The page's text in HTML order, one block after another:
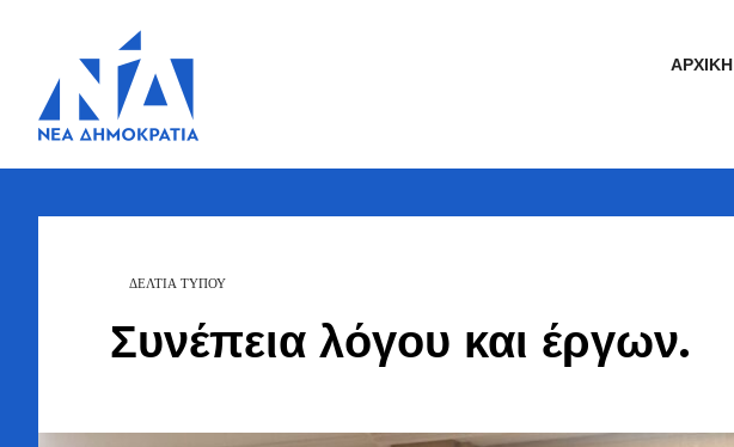
Ζήσης
Τζηκαλάγιας
Καστοριάς
ΑΡΧΙΚΉ
Συνέπεια λόγου και έργων.
ΔΕΛΤΙΑ ΤΥΠΟΥ